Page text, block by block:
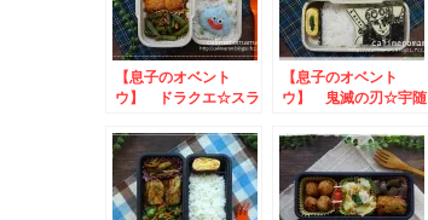
【息子のオベント
ウ】 ドラクエ☆スラ
【息子のオベント
ウ】 鬼滅の刃☆宇随